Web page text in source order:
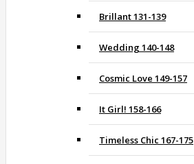
Brillant 131-139
Wedding 140-148
Cosmic Love 149-157
It Girl! 158-166
Timeless Chic 167-175